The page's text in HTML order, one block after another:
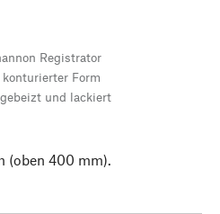
Registrator
Form
und lackiert
(oben 400 mm).